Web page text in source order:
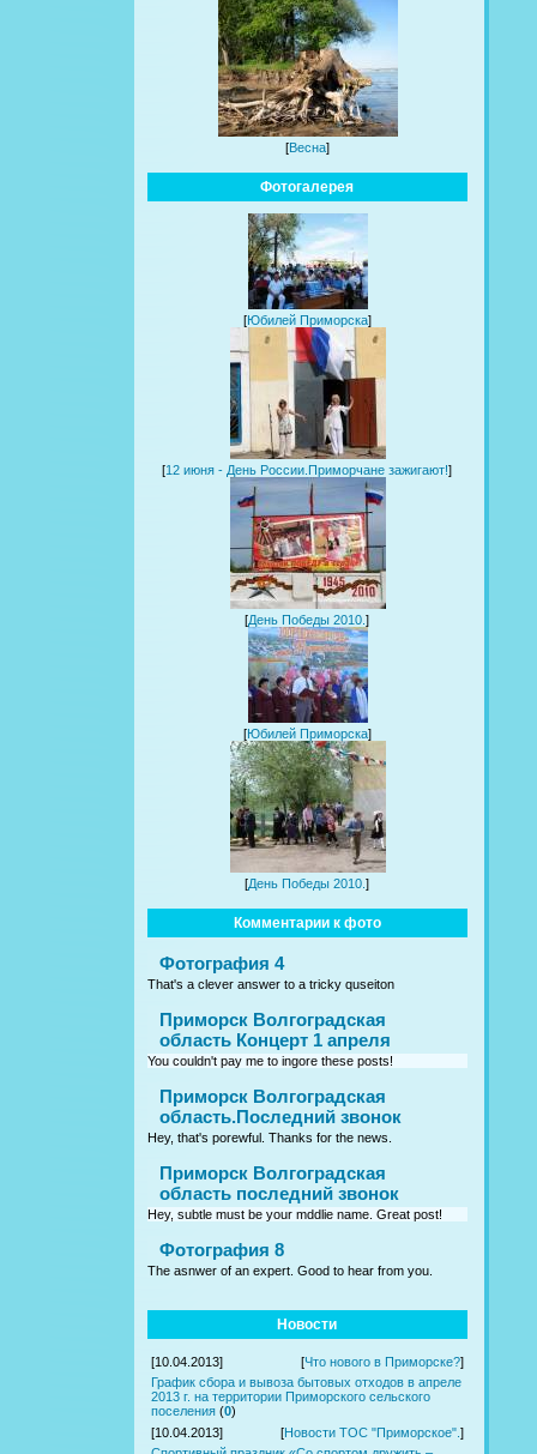
[Весна]
Фотогалерея
[Юбилей Приморска]
[12 июня - День России.Приморчане зажигают!]
[День Победы 2010.]
[Юбилей Приморска]
[День Победы 2010.]
Комментарии к фото
Фотография 4
That's a clever answer to a tricky quseiton
Приморск Волгоградская
область Концерт 1 апреля
You couldn't pay me to ingore these posts!
Приморск Волгоградская
область.Последний звонок
Hey, that's porewful. Thanks for the news.
Приморск Волгоградская
область последний звонок
Hey, subtle must be your mddlie name. Great post!
Фотография 8
The asnwer of an expert. Good to hear from you.
Новости
[10.04.2013] [Что нового в Приморске?]
График сбора и вывоза бытовых отходов в апреле
2013 г. на территории Приморского сельского
поселения (0)
[10.04.2013]
[Новости ТОС "Приморское". ]